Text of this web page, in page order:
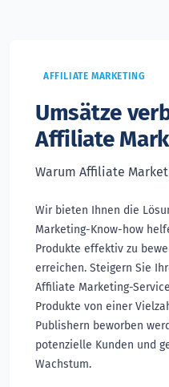
AFFILIATE MARKETING
Umsätze
Affiliate
Warum Affiliate
Wir bieten Ihnen die
Marketing-Know-how
Produkte effektiv zu
erreichen. Steigern Sie
Affiliate Marketing-
Produkte von einer
Publishern beworben
potenzielle Kunden und
Wachstum.